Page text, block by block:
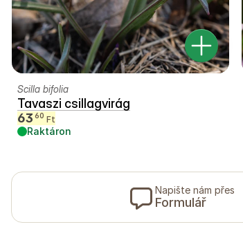
Scilla bifolia
Tavaszi csillagvirág
63 60 Ft
Raktáron
Napište nám přes
Formulář